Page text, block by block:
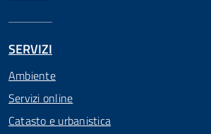
SERVIZI
Ambiente
Servizi online
Catasto e urbanistica